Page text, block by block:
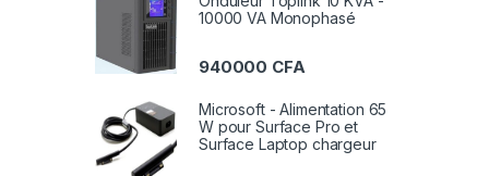
10000 VA Monophasé
940000 CFA
Microsoft - Alimentation 65
W pour Surface Pro et
Surface Laptop chargeur